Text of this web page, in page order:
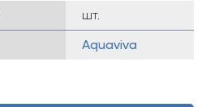
шт.
Aquaviva